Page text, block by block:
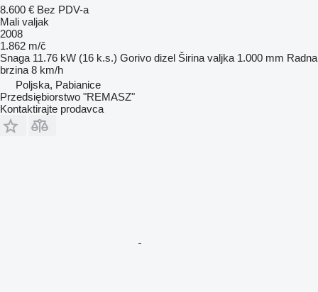
8.600 € Bez PDV-a
Mali valjak
2008
1.862 m/č
Snaga 11.76 kW (16 k.s.) Gorivo dizel Širina valjka 1.000 mm Radna
brzina 8 km/h
Poljska, Pabianice
Przedsiębiorstwo "REMASZ"
Kontaktirajte prodavca